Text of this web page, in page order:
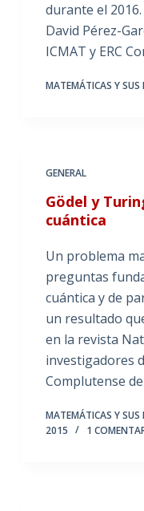
durante el
David Pérez-
ICMAT y ERC
MATEMÁTICAS Y SUS
GENERAL
Gödel y
cuántica
Un problema
preguntas
cuántica y de
un resultado
en la revista
investigadores
Complutense
MATEMÁTICAS Y SUS
2015
1